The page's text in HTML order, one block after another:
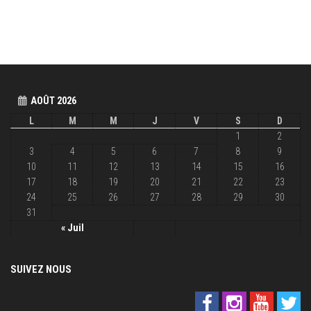
AOÛT 2026
L
M M J V S D
« Juil
1
2
3
4 5 6 7 8
9
10
11 12 13 14 15
16
17
18 19 20 21 22
23
24
25 26 27 28 29
30
31
SUIVEZ NOUS